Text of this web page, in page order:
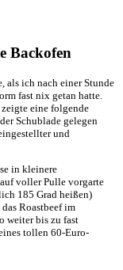
Backofen
als ich nach einer Stunde
fast nix getan hatte.
zeigte eine folgende
Schublade gelegen
und
in kleinere
voller Pulle vorgarte
185 Grad heißen)
Roastbeef im
weiter bis zu fast
tollen 60-Euro-